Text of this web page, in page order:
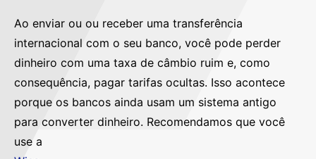
Ao enviar ou ou receber uma transferência
internacional com o seu banco, você pode perder
dinheiro com uma taxa de câmbio ruim e, como
consequência, pagar tarifas ocultas. Isso acontece
porque os bancos ainda usam um sistema antigo
para converter dinheiro. Recomendamos que você
use a